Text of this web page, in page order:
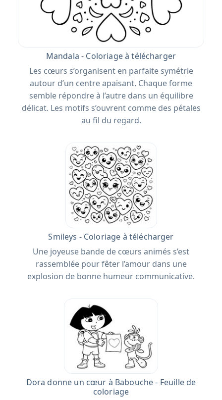
Mandala - Coloriage à télécharger
Les cœurs s’organisent en parfaite symétrie
autour d’un centre apaisant. Chaque forme
semble répondre à l’autre dans un équilibre
délicat. Les motifs s’ouvrent comme des pétales
au fil du regard.
Smileys - Coloriage à télécharger
Une joyeuse bande de cœurs animés s’est
rassemblée pour fêter l’amour dans une
explosion de bonne humeur communicative.
Dora donne un cœur à Babouche - Feuille de
coloriage